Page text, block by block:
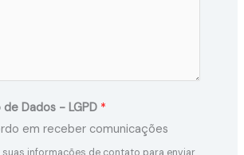
Dados - LGPD *
em receber comunicações
suas informações de contato para enviar